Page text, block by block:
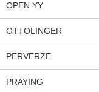
OPEN YY
OTTOLINGER
PERVERZE
PRAYING